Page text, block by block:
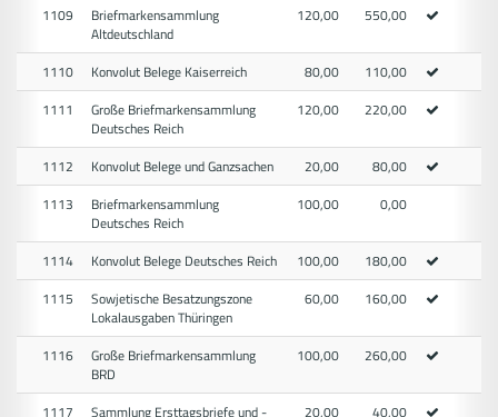
1109
Briefmarkensammlung
Altdeutschland
120,00 550,00
1110 Konvolut Belege Kaiserreich 80,00
110,00
1111
Große Briefmarkensammlung
Deutsches Reich
120,00 220,00
1112 Konvolut Belege und Ganzsachen 20,00
80,00
1113
Briefmarkensammlung
Deutsches Reich
100,00 0,00
1114 Konvolut Belege Deutsches Reich 100,00
180,00
1115
Sowjetische Besatzungszone
Lokalausgaben Thüringen
60,00 160,00
1116
Große Briefmarkensammlung
BRD
100,00 260,00
1117
Sammlung Ersttagsbriefe und -
20,00 40,00